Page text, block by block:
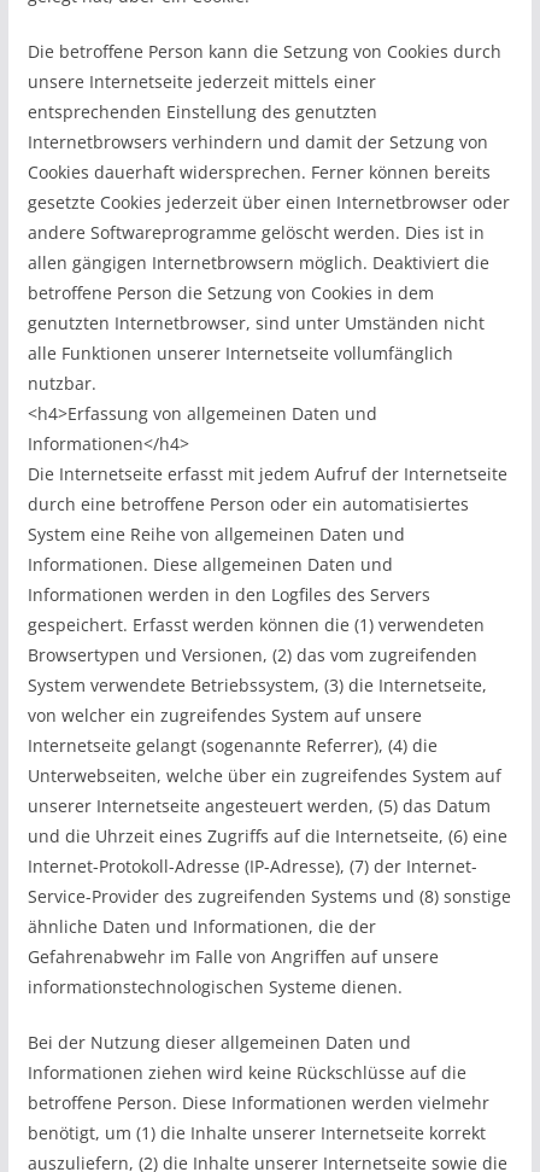
Die betroffene Person kann die Setzung von Cookies durch
unsere Internetseite jederzeit mittels einer
entsprechenden Einstellung des genutzten
Internetbrowsers verhindern und damit der Setzung von
Cookies dauerhaft widersprechen. Ferner können bereits
gesetzte Cookies jederzeit über einen Internetbrowser oder
andere Softwareprogramme gelöscht werden. Dies ist in
allen gängigen Internetbrowsern möglich. Deaktiviert die
betroffene Person die Setzung von Cookies in dem
genutzten Internetbrowser, sind unter Umständen nicht
alle Funktionen unserer Internetseite vollumfänglich
nutzbar.
<h4>Erfassung von allgemeinen Daten und
Informationen</h4>
Die Internetseite erfasst mit jedem Aufruf der Internetseite
durch eine betroffene Person oder ein automatisiertes
System eine Reihe von allgemeinen Daten und
Informationen. Diese allgemeinen Daten und
Informationen werden in den Logfiles des Servers
gespeichert. Erfasst werden können die (1) verwendeten
Browsertypen und Versionen, (2) das vom zugreifenden
System verwendete Betriebssystem, (3) die Internetseite,
von welcher ein zugreifendes System auf unsere
Internetseite gelangt (sogenannte Referrer), (4) die
Unterwebseiten, welche über ein zugreifendes System auf
unserer Internetseite angesteuert werden, (5) das Datum
und die Uhrzeit eines Zugriffs auf die Internetseite, (6) eine
Internet-Protokoll-Adresse (IP-Adresse), (7) der Internet-
Service-Provider des zugreifenden Systems und (8) sonstige
ähnliche Daten und Informationen, die der
Gefahrenabwehr im Falle von Angriffen auf unsere
informationstechnologischen Systeme dienen.
Bei der Nutzung dieser allgemeinen Daten und
Informationen ziehen wird keine Rückschlüsse auf die
betroffene Person. Diese Informationen werden vielmehr
benötigt, um (1) die Inhalte unserer Internetseite korrekt
auszuliefern, (2) die Inhalte unserer Internetseite sowie die